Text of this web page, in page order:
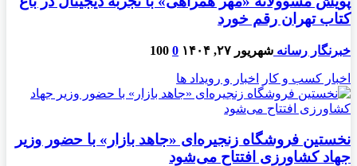
کتاب تهران رقم خورد
خبرنگار رسانه شهریور ۲۷, ۱۴۰۴ 0
100
اخبار کسب و کار اخبار و رویداد ها
نخستین فروشگاه زنجیره‌ای «جاهد بازار» با حضور وزیر
جهاد کشاورزی افتتاح می‌شود